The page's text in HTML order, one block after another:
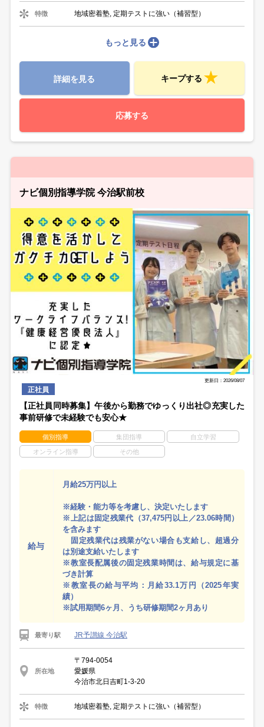
特徴 地域密着塾, 定期テストに強い（補習型）
もっと見る
詳細を見る キープする
応募する
ナビ個別指導学院 今治駅前校
更新日：2026/08/07
正社員
【正社員同時募集】午後から勤務でゆっくり出社◎充実した
事前研修で未経験でも安心★
個別指導 集団指導 自立学習
オンライン指導 その他
給与
月給25万円以上
※経験・能力等を考慮し、決定いたします
※上記は固定残業代（37,475円以上／23.06時間）
を含みます
固定残業代は残業がない場合も支給し、超過分
は別途支給いたします
※教室長配属後の固定残業時間は、給与規定に基
づき計算
※教室長の給与平均：月給33.1万円（2025年実
績）
※試用期間6ヶ月、うち研修期間2ヶ月あり
最寄り駅 JR予讃線 今治駅
所在地
〒794-0054
愛媛県
今治市北日吉町1-3-20
特徴 地域密着塾, 定期テストに強い（補習型）